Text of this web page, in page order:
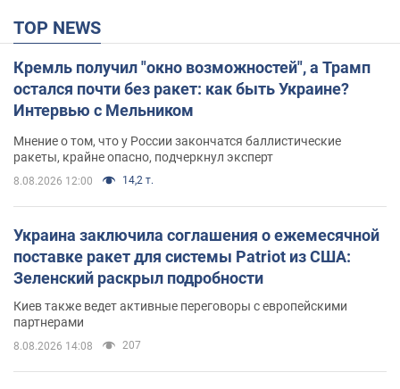
TOP NEWS
Кремль получил "окно возможностей", а Трамп
остался почти без ракет: как быть Украине?
Интервью с Мельником
Мнение о том, что у России закончатся баллистические
ракеты, крайне опасно, подчеркнул эксперт
8.08.2026 12:00 14,2 т.
Украина заключила соглашения о ежемесячной
поставке ракет для системы Patriot из США:
Зеленский раскрыл подробности
Киев также ведет активные переговоры с европейскими
партнерами
8.08.2026 14:08 207